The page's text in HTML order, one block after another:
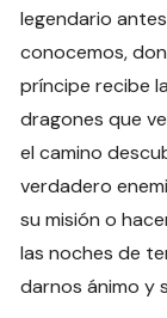
legendario
conocemos,
príncipe recibe
dragones que
el camino
verdadero
su misión o
las noches de
darnos ánimo y